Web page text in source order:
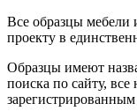
Все образцы мебели
проекту в
Образцы имеют
поиска по сайту, все